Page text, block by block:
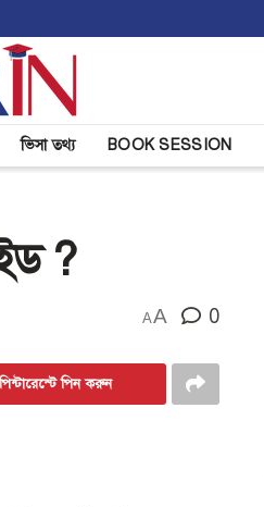
ভিসা তথ্য BOOK SESSION
?
AA 0
পিন্টারেস্টে পিন করুন